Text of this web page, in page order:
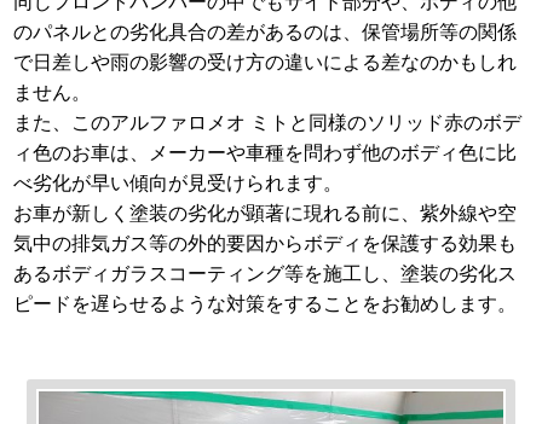
のパネルとの劣化具合の差があるのは、保管場所等の関係
で日差しや雨の影響の受け方の違いによる差なのかもしれ
ません。
また、このアルファロメオ ミトと同様のソリッド赤のボデ
ィ色のお車は、メーカーや車種を問わず他のボディ色に比
べ劣化が早い傾向が見受けられます。
お車が新しく塗装の劣化が顕著に現れる前に、紫外線や空
気中の排気ガス等の外的要因からボディを保護する効果も
あるボディガラスコーティング等を施工し、塗装の劣化ス
ピードを遅らせるような対策をすることをお勧めします。